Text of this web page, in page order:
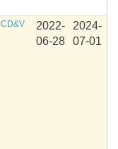
CD&V
2022-
06-28
2024-
07-01